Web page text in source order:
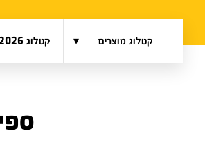
קטלוג מוצרים ▾ קטלוג 2026